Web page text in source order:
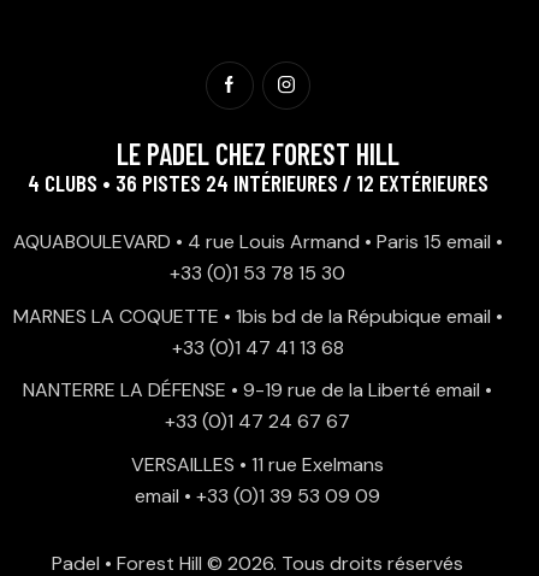
LE PADEL CHEZ FOREST HILL
4 CLUBS • 36 PISTES 24 INTÉRIEURES / 12 EXTÉRIEURES
AQUABOULEVARD • 4 rue Louis Armand • Paris 15 email •
+33 (0)1 53 78 15 30
MARNES LA COQUETTE • 1bis bd de la Répubique email •
+33 (0)1 47 41 13 68
NANTERRE LA DÉFENSE • 9-19 rue de la Liberté email •
+33 (0)1 47 24 67 67
VERSAILLES • 11 rue Exelmans
email • +33 (0)1 39 53 09 09
Padel • Forest Hill © 2026. Tous droits réservés